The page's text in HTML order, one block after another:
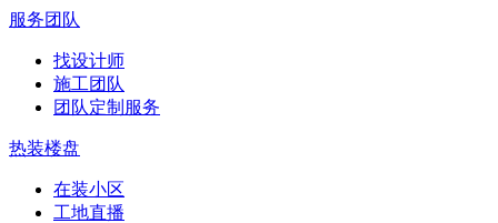
服务团队
找设计师
施工团队
团队定制服务
热装楼盘
在装小区
工地直播